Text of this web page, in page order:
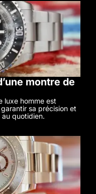
montre de
luxe homme est
sa précision et
au quotidien.